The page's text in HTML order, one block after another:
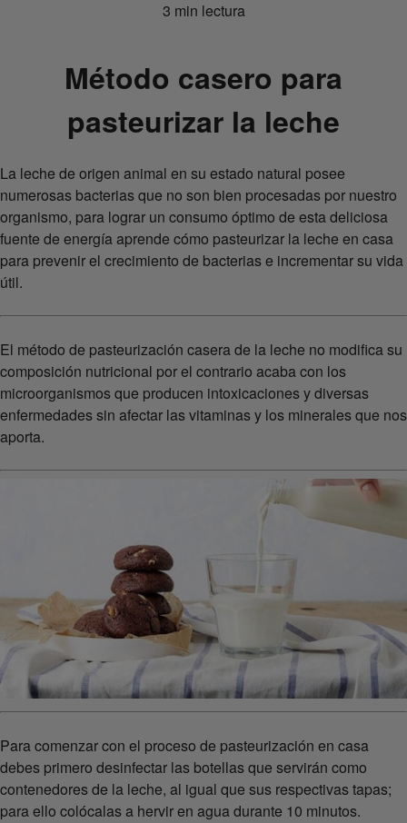
3 min lectura
Método casero para
pasteurizar la leche
La leche de origen animal en su estado natural posee
numerosas bacterias que no son bien procesadas por nuestro
organismo, para lograr un consumo óptimo de esta deliciosa
fuente de energía aprende cómo pasteurizar la leche en casa
para prevenir el crecimiento de bacterias e incrementar su vida
útil.
El método de pasteurización casera de la leche no modifica su
composición nutricional por el contrario acaba con los
microorganismos que producen intoxicaciones y diversas
enfermedades sin afectar las vitaminas y los minerales que nos
aporta.
Para comenzar con el proceso de pasteurización en casa
debes primero desinfectar las botellas que servirán como
contenedores de la leche, al igual que sus respectivas tapas;
para ello colócalas a hervir en agua durante 10 minutos.